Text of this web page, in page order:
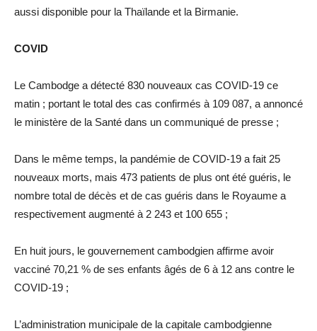
aussi disponible pour la Thaïlande et la Birmanie.
COVID
Le Cambodge a détecté 830 nouveaux cas COVID-19 ce
matin ; portant le total des cas confirmés à 109 087, a annoncé
le ministère de la Santé dans un communiqué de presse ;
Dans le même temps, la pandémie de COVID-19 a fait 25
nouveaux morts, mais 473 patients de plus ont été guéris, le
nombre total de décès et de cas guéris dans le Royaume a
respectivement augmenté à 2 243 et 100 655 ;
En huit jours, le gouvernement cambodgien affirme avoir
vacciné 70,21 % de ses enfants âgés de 6 à 12 ans contre le
COVID-19 ;
L’administration municipale de la capitale cambodgienne